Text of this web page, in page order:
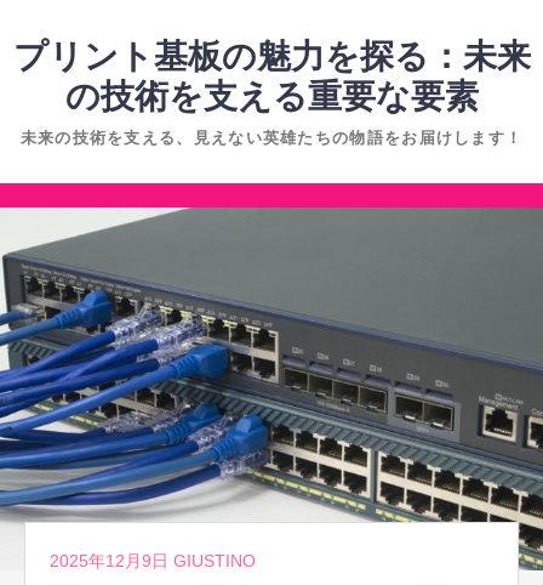
ン
へ
ス
ッ
プ
プリント基板の魅力を探る：未来
の技術を支える重要な要素
未来の技術を支える、見えない英雄たちの物語をお届けします！
コ
ン
テ
ン
ツ
へ
ス
キ
ッ
プ
2025年12月9日 GIUSTINO